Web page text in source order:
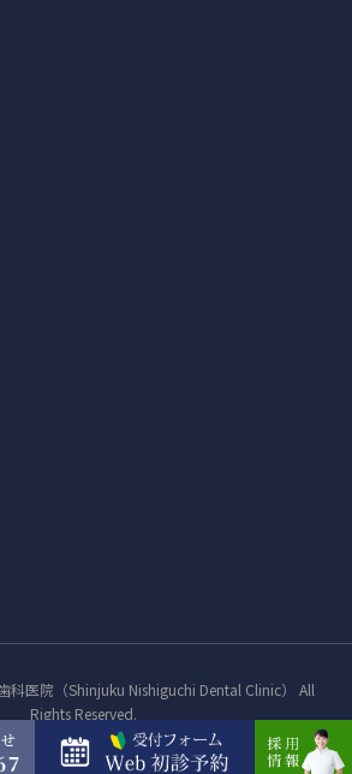
医院（Shinjuku Nishiguchi Dental Clinic） All
Rights Reserved.